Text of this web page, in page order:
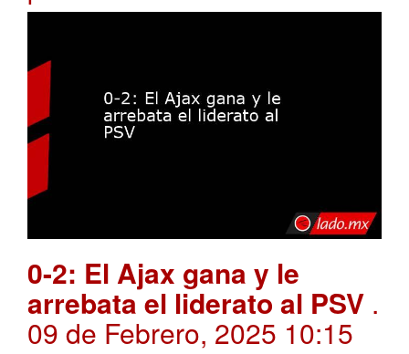
0-2: El Ajax gana y le
arrebata el liderato al PSV .
09 de Febrero, 2025 10:15